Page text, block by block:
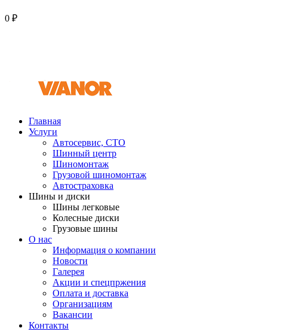
0 ₽
Главная
Услуги
Автосервис, СТО
Шинный центр
Шиномонтаж
Грузовой шиномонтаж
Автостраховка
Шины и диски
Шины легковые
Колесные диски
Грузовые шины
О нас
Информация о компании
Новости
Галерея
Акции и спецпржения
Оплата и доставка
Организациям
Вакансии
Контакты